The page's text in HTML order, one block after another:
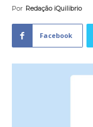
Por Redação iQuilibrio
Facebook